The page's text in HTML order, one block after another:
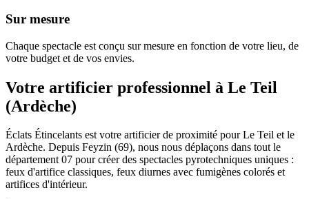
Sur mesure
Chaque spectacle est conçu sur mesure en fonction de votre lieu, de
votre budget et de vos envies.
Votre artificier professionnel à Le Teil
(Ardèche)
Éclats Étincelants est votre artificier de proximité pour Le Teil et le
Ardèche. Depuis Feyzin (69), nous nous déplaçons dans tout le
département 07 pour créer des spectacles pyrotechniques uniques :
feux d'artifice classiques, feux diurnes avec fumigènes colorés et
artifices d'intérieur.